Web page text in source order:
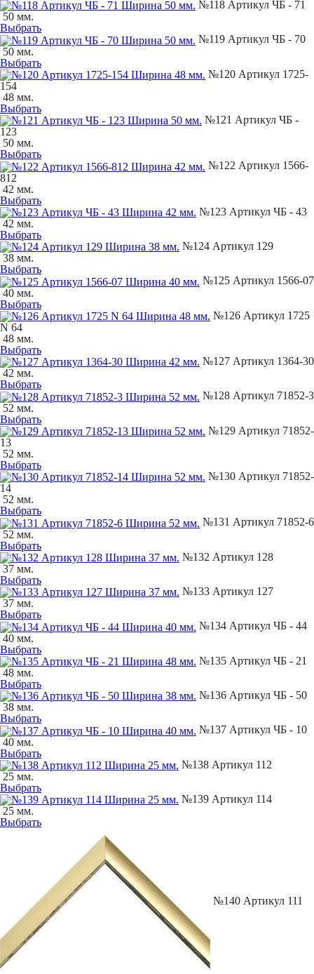
№118 Артикул ЧБ - 71
50 мм.
Выбрать
№119 Артикул ЧБ - 70
50 мм.
Выбрать
№120 Артикул 1725-
154
48 мм.
Выбрать
№121 Артикул ЧБ -
123
50 мм.
Выбрать
№122 Артикул 1566-
812
42 мм.
Выбрать
№123 Артикул ЧБ - 43
42 мм.
Выбрать
№124 Артикул 129
38 мм.
Выбрать
№125 Артикул 1566-07
40 мм.
Выбрать
№126 Артикул 1725
N 64
48 мм.
Выбрать
№127 Артикул 1364-30
42 мм.
Выбрать
№128 Артикул 71852-3
52 мм.
Выбрать
№129 Артикул 71852-
13
52 мм.
Выбрать
№130 Артикул 71852-
14
52 мм.
Выбрать
№131 Артикул 71852-6
52 мм.
Выбрать
№132 Артикул 128
37 мм.
Выбрать
№133 Артикул 127
37 мм.
Выбрать
№134 Артикул ЧБ - 44
40 мм.
Выбрать
№135 Артикул ЧБ - 21
48 мм.
Выбрать
№136 Артикул ЧБ - 50
38 мм.
Выбрать
№137 Артикул ЧБ - 10
40 мм.
Выбрать
№138 Артикул 112
25 мм.
Выбрать
№139 Артикул 114
25 мм.
Выбрать
№140 Артикул 111